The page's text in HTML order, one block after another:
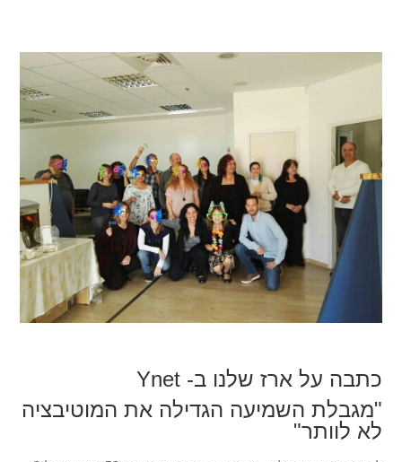
כתבה על ארז שלנו ב- Ynet
"מגבלת השמיעה הגדילה את המוטיבציה
לא לוותר"